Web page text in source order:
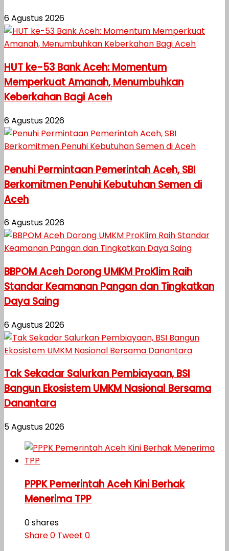
6 Agustus 2026
HUT ke-53 Bank Aceh: Momentum
Memperkuat Amanah, Menumbuhkan
Keberkahan Bagi Aceh
6 Agustus 2026
Penuhi Permintaan Pemerintah Aceh, SBI
Berkomitmen Penuhi Kebutuhan Semen di
Aceh
6 Agustus 2026
BBPOM Aceh Dorong UMKM ProKlim Raih
Standar Keamanan Pangan dan Tingkatkan
Daya Saing
6 Agustus 2026
Tak Sekadar Salurkan Pembiayaan, BSI
Bangun Ekosistem UMKM Nasional Bersama
Danantara
5 Agustus 2026
PPPK Pemerintah Aceh Kini Berhak
Menerima TPP
0 shares
Share0 Tweet 0